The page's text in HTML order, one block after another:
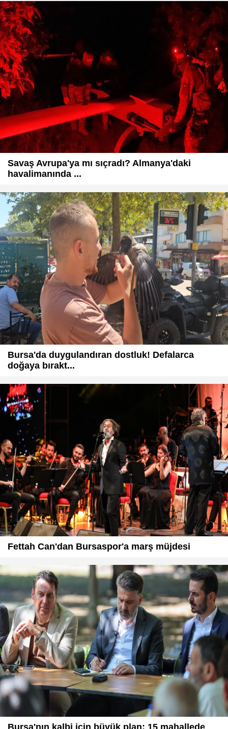
Savaş Avrupa'ya mı sıçradı? Almanya'daki
havalimanında ...
Bursa'da duygulandıran dostluk! Defalarca
doğaya bırakt...
Fettah Can'dan Bursaspor'a marş müjdesi